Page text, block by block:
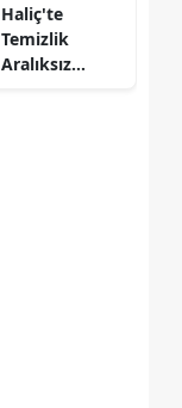
Haliç'te
Temizlik
Aralıksız